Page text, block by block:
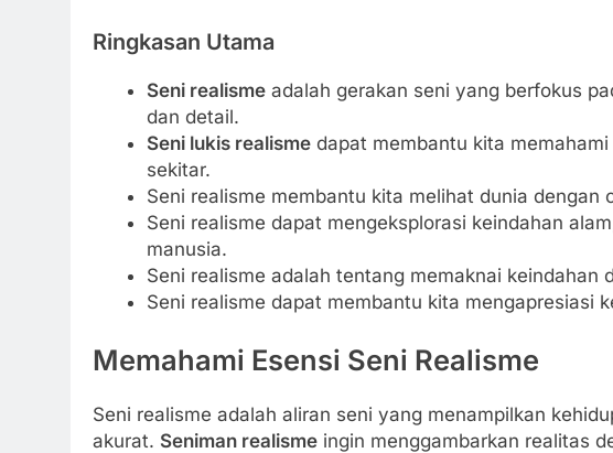
Ringkasan Utama
Seni realismeadalah gerakan seni yang berfokus
dan detail.
Seni lukis realismedapat membantu kita
sekitar.
Seni realisme membantu kita melihat dunia dengan
Seni realisme dapat mengeksplorasi keindahan
manusia.
Seni realisme adalah tentang memaknai keindahan
Seni realisme dapat membantu kita mengapresiasi
Memahami Esensi Seni Realisme
Seni realisme adalah aliran seni yang menampilkan
akurat. Seniman realisme ingin menggambarkan realitas